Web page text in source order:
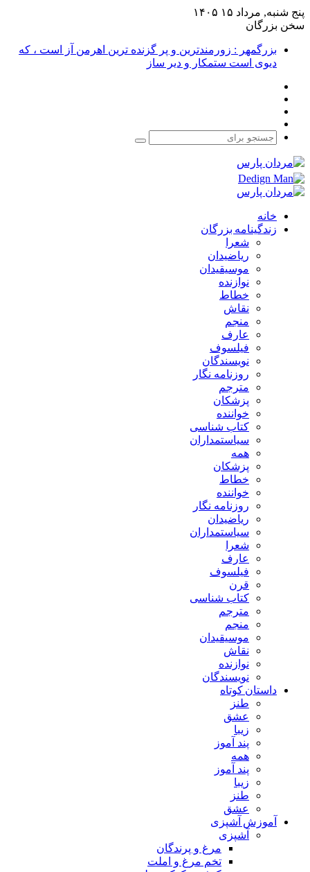
پنج شنبه, مرداد ۱۵ ۱۴۰۵
سخن بزرگان
بزرگمهر : زورمندترین و پر گزنده ترین اهرمن آز است ، که
دیوی است ستمکار و دیر ساز
جستجو
خانه
زندگینامه بزرگان
شعرا
ریاضیدان
موسیقیدان
نوازنده
خطاط
نقاش
منجم
عارف
فیلسوف
نویسندگان
روزنامه نگار
مترجم
پزشکان
خواننده
کتاب شناسی
سیاستمداران
همه
پزشکان
خطاط
خواننده
روزنامه نگار
ریاضیدان
سیاستمداران
شعرا
عارف
فیلسوف
قرن
کتاب شناسی
مترجم
منجم
موسیقیدان
نقاش
نوازنده
نویسندگان
داستان کوتاه
طنز
عشق
زیبا
پند آموز
همه
پند آموز
زیبا
طنز
عشق
آموزش آشپزی
آشپزی
مرغ و پرندگان
تخم مرغ و املت